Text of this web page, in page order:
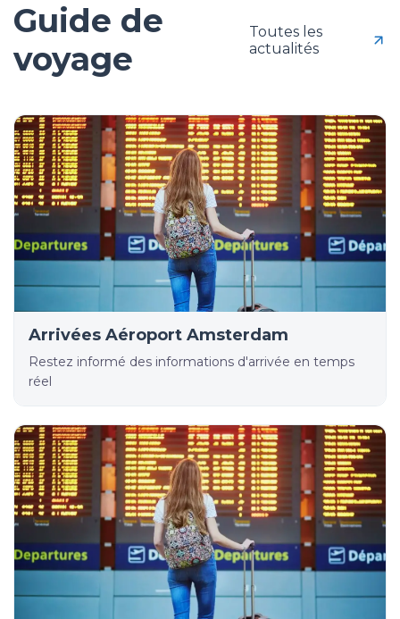
Guide de
voyage
Toutes les
actualités
Arrivées Aéroport Amsterdam
Restez informé des informations d'arrivée en temps
réel